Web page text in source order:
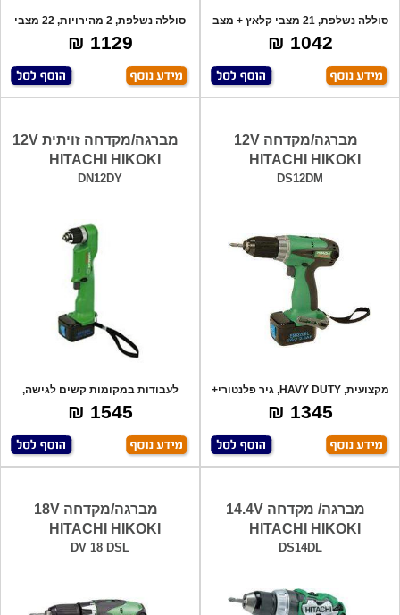
סוללה נשלפת, 21 מצבי קלאץ + מצב
קידוח, כ
1042 ₪
סוללה נשלפת, 2 מהירויות, 22 מצבי
קלאץ+ מ
1129 ₪
מברגה/מקדחה 12V
HITACHI HIKOKI
DS12DM
מקצועית, HAVY DUTY, גיר פלנטורי+
פוטר או
1345 ₪
מברגה/מקדחה זויתית 12V
HITACHI HIKOKI
DN12DY
לעבודות במקומות קשים לגישה,
פוטר אוטומטי
1545 ₪
מברגה/ מקדחה 14.4V
HITACHI HIKOKI
DS14DL
מברגה/מקדחה 18V
HITACHI HIKOKI
DV 18 DSL